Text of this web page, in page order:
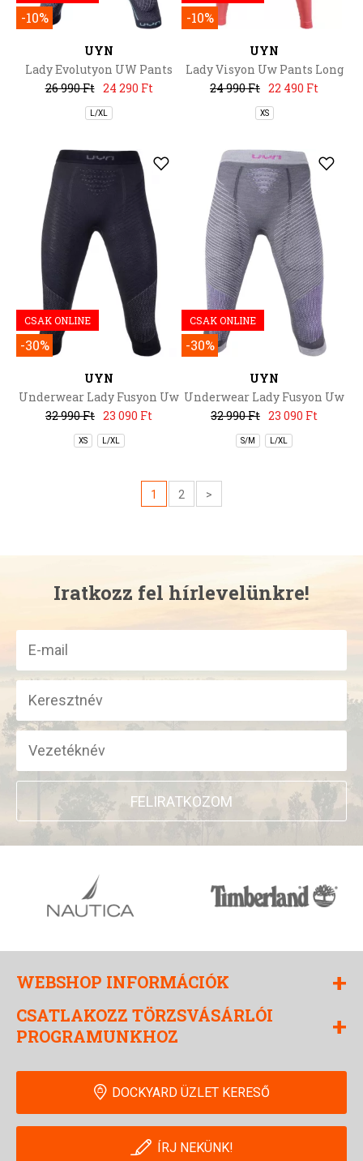
-10%
UYN
Lady Evolutyon UW Pants
Medium
26 990 Ft 24 290 Ft
L/XL
-10%
UYN
Lady Visyon Uw Pants Long
24 990 Ft 22 490 Ft
XS
CSAK ONLINE
-30%
UYN
Underwear Lady Fusyon Uw
Pants Medium
32 990 Ft 23 090 Ft
XS L/XL
CSAK ONLINE
-30%
UYN
Underwear Lady Fusyon Uw
Pants Medium
32 990 Ft 23 090 Ft
S/M L/XL
1 2 >
Iratkozz fel hírlevelünkre!
FELIRATKOZOM
WEBSHOP INFORMÁCIÓK +
CSATLAKOZZ TÖRZSVÁSÁRLÓI
PROGRAMUNKHOZ
+
DOCKYARD ÜZLET KERESŐ
ÍRJ NEKÜNK!